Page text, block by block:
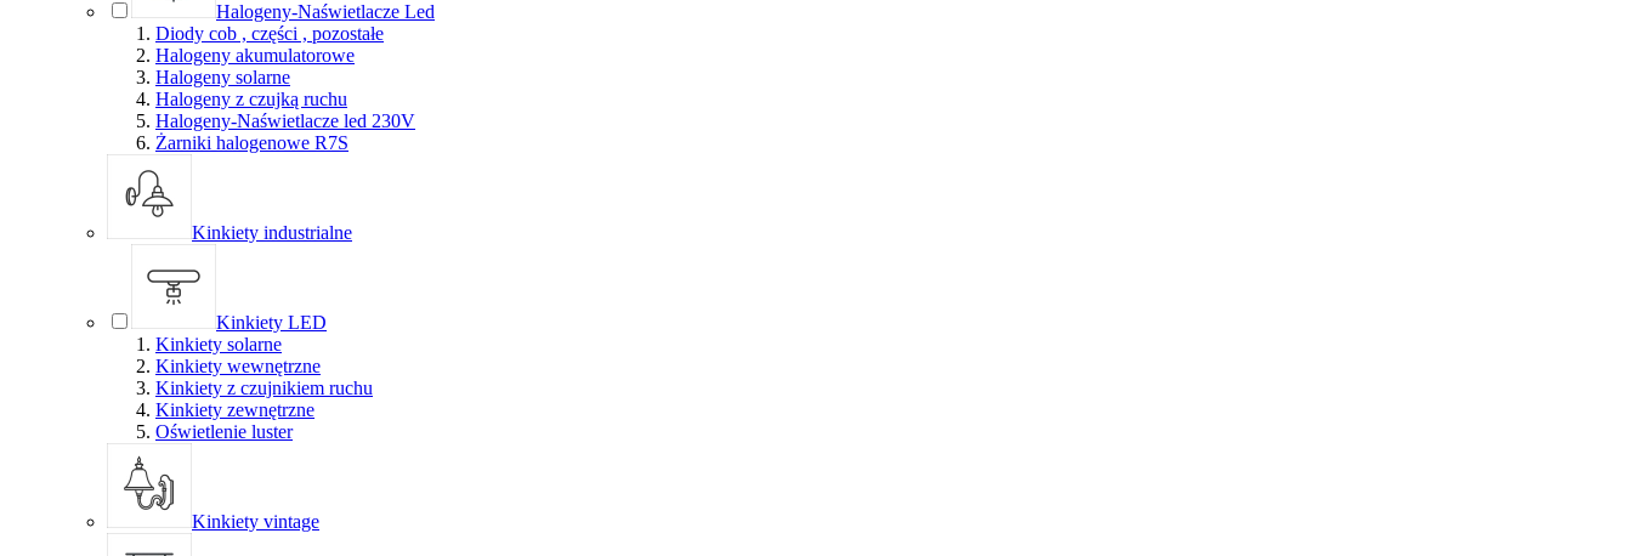
Halogeny-Naświetlacze Led
Diody cob , części , pozostałe
Halogeny akumulatorowe
Halogeny solarne
Halogeny z czujką ruchu
Halogeny-Naświetlacze led 230V
Żarniki halogenowe R7S
Kinkiety industrialne
Kinkiety LED
Kinkiety solarne
Kinkiety wewnętrzne
Kinkiety z czujnikiem ruchu
Kinkiety zewnętrzne
Oświetlenie luster
Kinkiety vintage